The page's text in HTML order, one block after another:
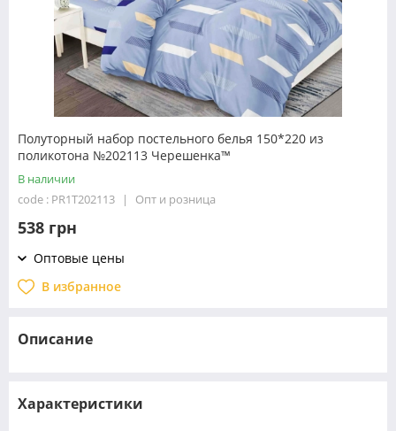
Полуторный набор постельного белья 150*220 из
поликотона №202113 Черешенка™
В наличии
code : PR1T202113
Опт и розница
538 грн
Оптовые цены
В избранное
Описание
Характеристики